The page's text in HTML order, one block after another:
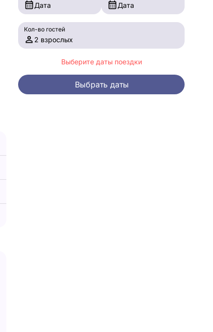
Дата Дата
Кол-во гостей
2 взрослых
Выберите даты поездки
Выбрать даты